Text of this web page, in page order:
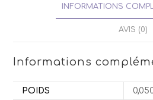
INFORMATIONS
AVIS (0)
Informations
POIDS